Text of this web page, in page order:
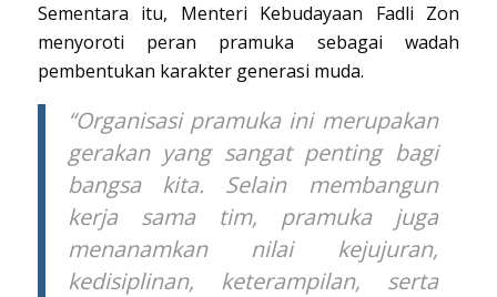
Sementara itu, Menteri Kebudayaan Fadli Zon
menyoroti peran pramuka sebagai wadah
pembentukan karakter generasi muda.
“Organisasi pramuka ini merupakan
gerakan yang sangat penting bagi
bangsa kita. Selain membangun
kerja sama tim, pramuka juga
menanamkan nilai kejujuran,
kedisiplinan, keterampilan, serta